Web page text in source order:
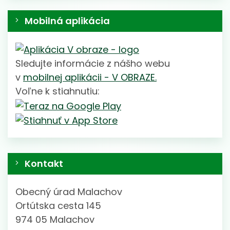
Mobilná aplikácia
Sledujte informácie z nášho webu
v mobilnej aplikácii - V OBRAZE.
Voľne k stiahnutiu:
Kontakt
Obecný úrad Malachov
Ortútska cesta 145
974 05 Malachov